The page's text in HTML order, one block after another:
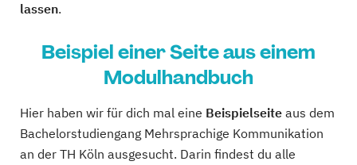
lassen.
Beispiel einer Seite aus einem
Modulhandbuch
Hier haben wir für dich mal eine Beispielseite aus dem
Bachelorstudiengang Mehrsprachige Kommunikation
an der TH Köln ausgesucht. Darin findest du alle